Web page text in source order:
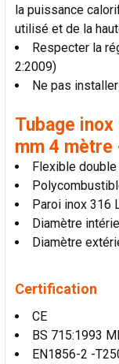
la puissance
utilisé et de la
Respecter la
2:2009)
Ne pas
Tubage
mm 4
Flexible
Paroi inox 316
Diamètre
Diamètre
Certification
CE
BS 715:1993
EN1856-2 -